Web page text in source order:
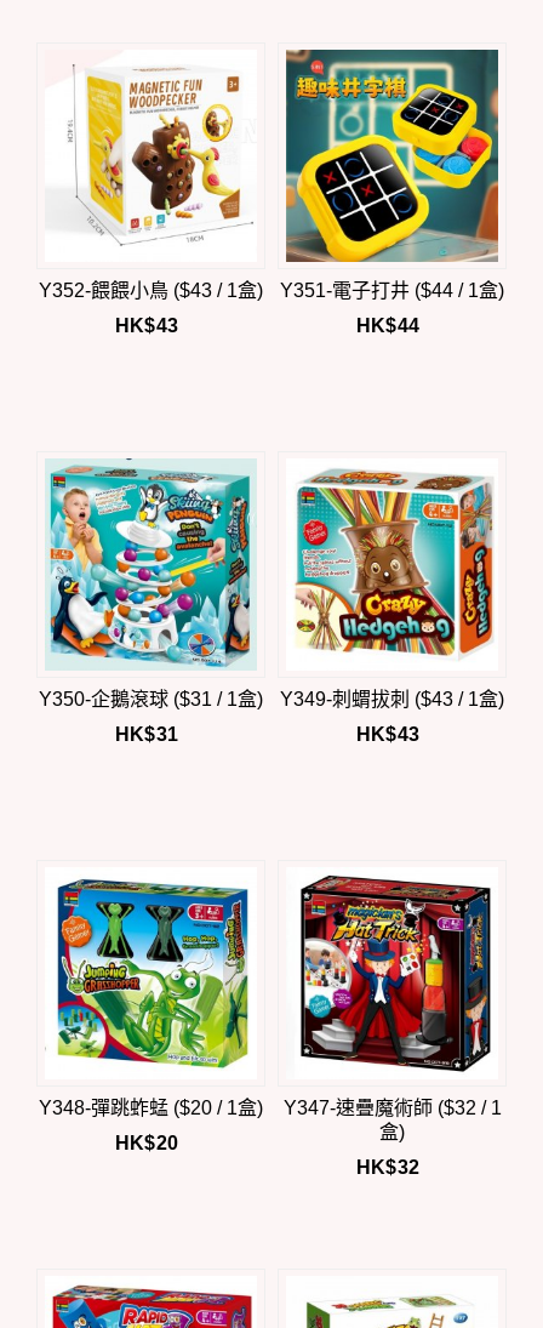
Y352-餵餵小鳥 ($43 / 1盒)
HK$43
Y351-電子打井 ($44 / 1盒)
HK$44
Y350-企鵝滾球 ($31 / 1盒)
HK$31
Y349-刺蝟拔刺 ($43 / 1盒)
HK$43
Y348-彈跳蚱蜢 ($20 / 1盒)
HK$20
Y347-速疊魔術師 ($32 / 1
盒)
HK$32